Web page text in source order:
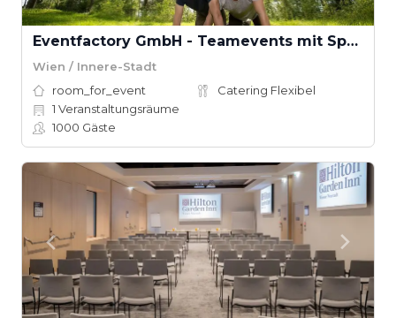
Eventfactory GmbH - Teamevents mit Spaß
Wien / Innere-Stadt
room_for_event
Catering Flexibel
1 Veranstaltungsräume
1000 Gäste